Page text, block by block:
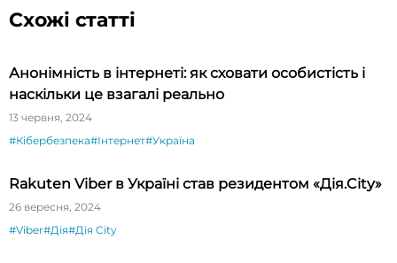
Схожі статті
Анонімність в інтернеті: як сховати особистість і
наскільки це взагалі реально
13 червня, 2024
#Кібербезпека#Інтернет#Україна
Rakuten Viber в Україні став резидентом «Дія.City»
26 вересня, 2024
#Viber#Дія#Дія City